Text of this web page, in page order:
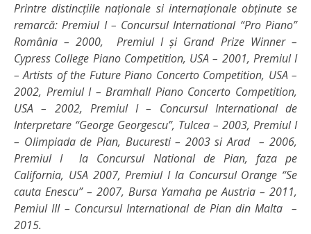
Printre distincțiile naționale si internaționale obținute se
remarcă: Premiul I – Concursul International “Pro Piano”
România – 2000, Premiul I şi Grand Prize Winner –
Cypress College Piano Competition, USA – 2001, Premiul I
– Artists of the Future Piano Concerto Competition, USA –
2002, Premiul I – Bramhall Piano Concerto Competition,
USA – 2002, Premiul I – Concursul International de
Interpretare “George Georgescu”, Tulcea – 2003, Premiul I
– Olimpiada de Pian, Bucuresti – 2003 si Arad – 2006,
Premiul I la Concursul National de Pian, faza pe
California, USA 2007, Premiul I la Concursul Orange “Se
cauta Enescu” – 2007, Bursa Yamaha pe Austria – 2011,
Pemiul III – Concursul International de Pian din Malta –
2015.